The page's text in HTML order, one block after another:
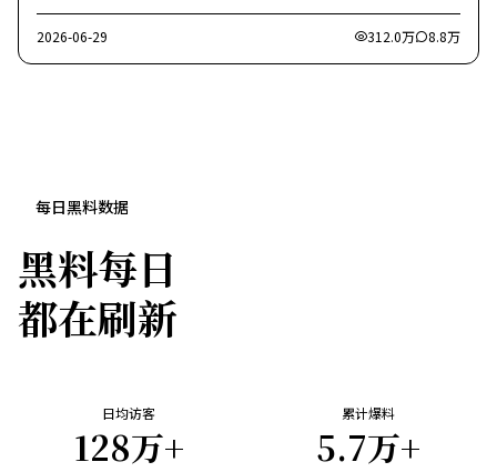
科。
2026-06-29 312.0万 8.8万
每日黑料数据
黑料每日
都在刷新
日均访客
128万+
累计爆料
5.7万+